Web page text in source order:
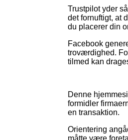
Trustpilot yder
det fornuftigt, at
du placerer din
Facebook
troværdighed.
tilmed kan
Denne
formidler
en transaktion.
Orientering
måtte være